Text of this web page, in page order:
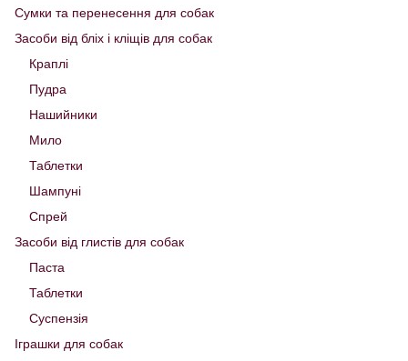
Сумки та перенесення для собак
Засоби від бліх і кліщів для собак
Краплі
Пудра
Нашийники
Мило
Таблетки
Шампуні
Спрей
Засоби від глистів для собак
Паста
Таблетки
Суспензія
Іграшки для собак